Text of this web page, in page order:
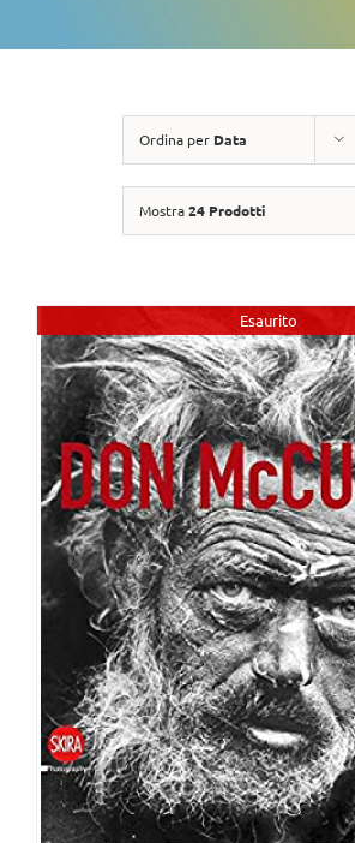
Ordina per Data
Mostra24 Prodotti
Esaurito